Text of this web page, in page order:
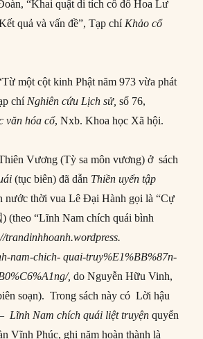
“Khai quật di tích cố đô Hoa Lư
quả và vấn đề”, Tạp chí Khảo cổ
một cột kinh Phật năm 973 vừa phát
chí Nghiên cứu Lịch sử,số 76,
văn hóa cổ, Nxb. Khoa học Xã hội.
Vương (Tỳ sa môn vương) ở sách
(tục biên) đã dẫn Thiền uyển tập
nước thời vua Lê Đại Hành gọi là “Cự
(theo “Lĩnh Nam chích quái bình
trandinhhoanh.wordpress.
nam-chich- quai-truy%E1%BB%87n-
,do Nguyễn Hữu Vinh,
soạn). Trong sách này có Lời hậu
Lĩnh Nam chích quái liệt truyệnquyển
Vĩnh Phúc, ghi năm hoàn thành là